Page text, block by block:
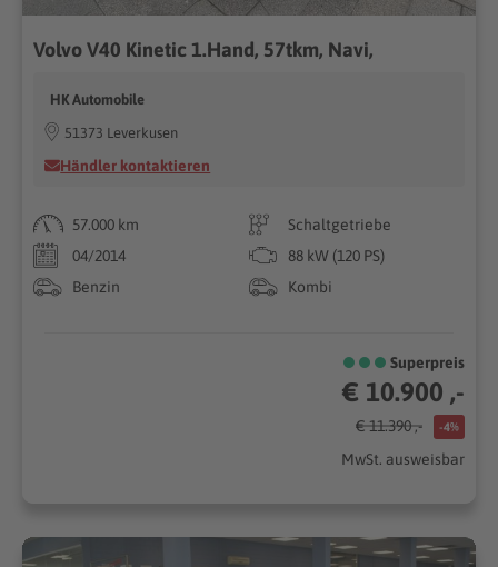
Volvo V40 Kinetic 1.Hand, 57tkm, Navi,
HK Automobile
51373 Leverkusen
Händler kontaktieren
57.000 km
Schaltgetriebe
04/2014
88 kW (120 PS)
Benzin
Kombi
Superpreis
€ 10.900 ,-
€ 11.390 ,- -4%
MwSt. ausweisbar